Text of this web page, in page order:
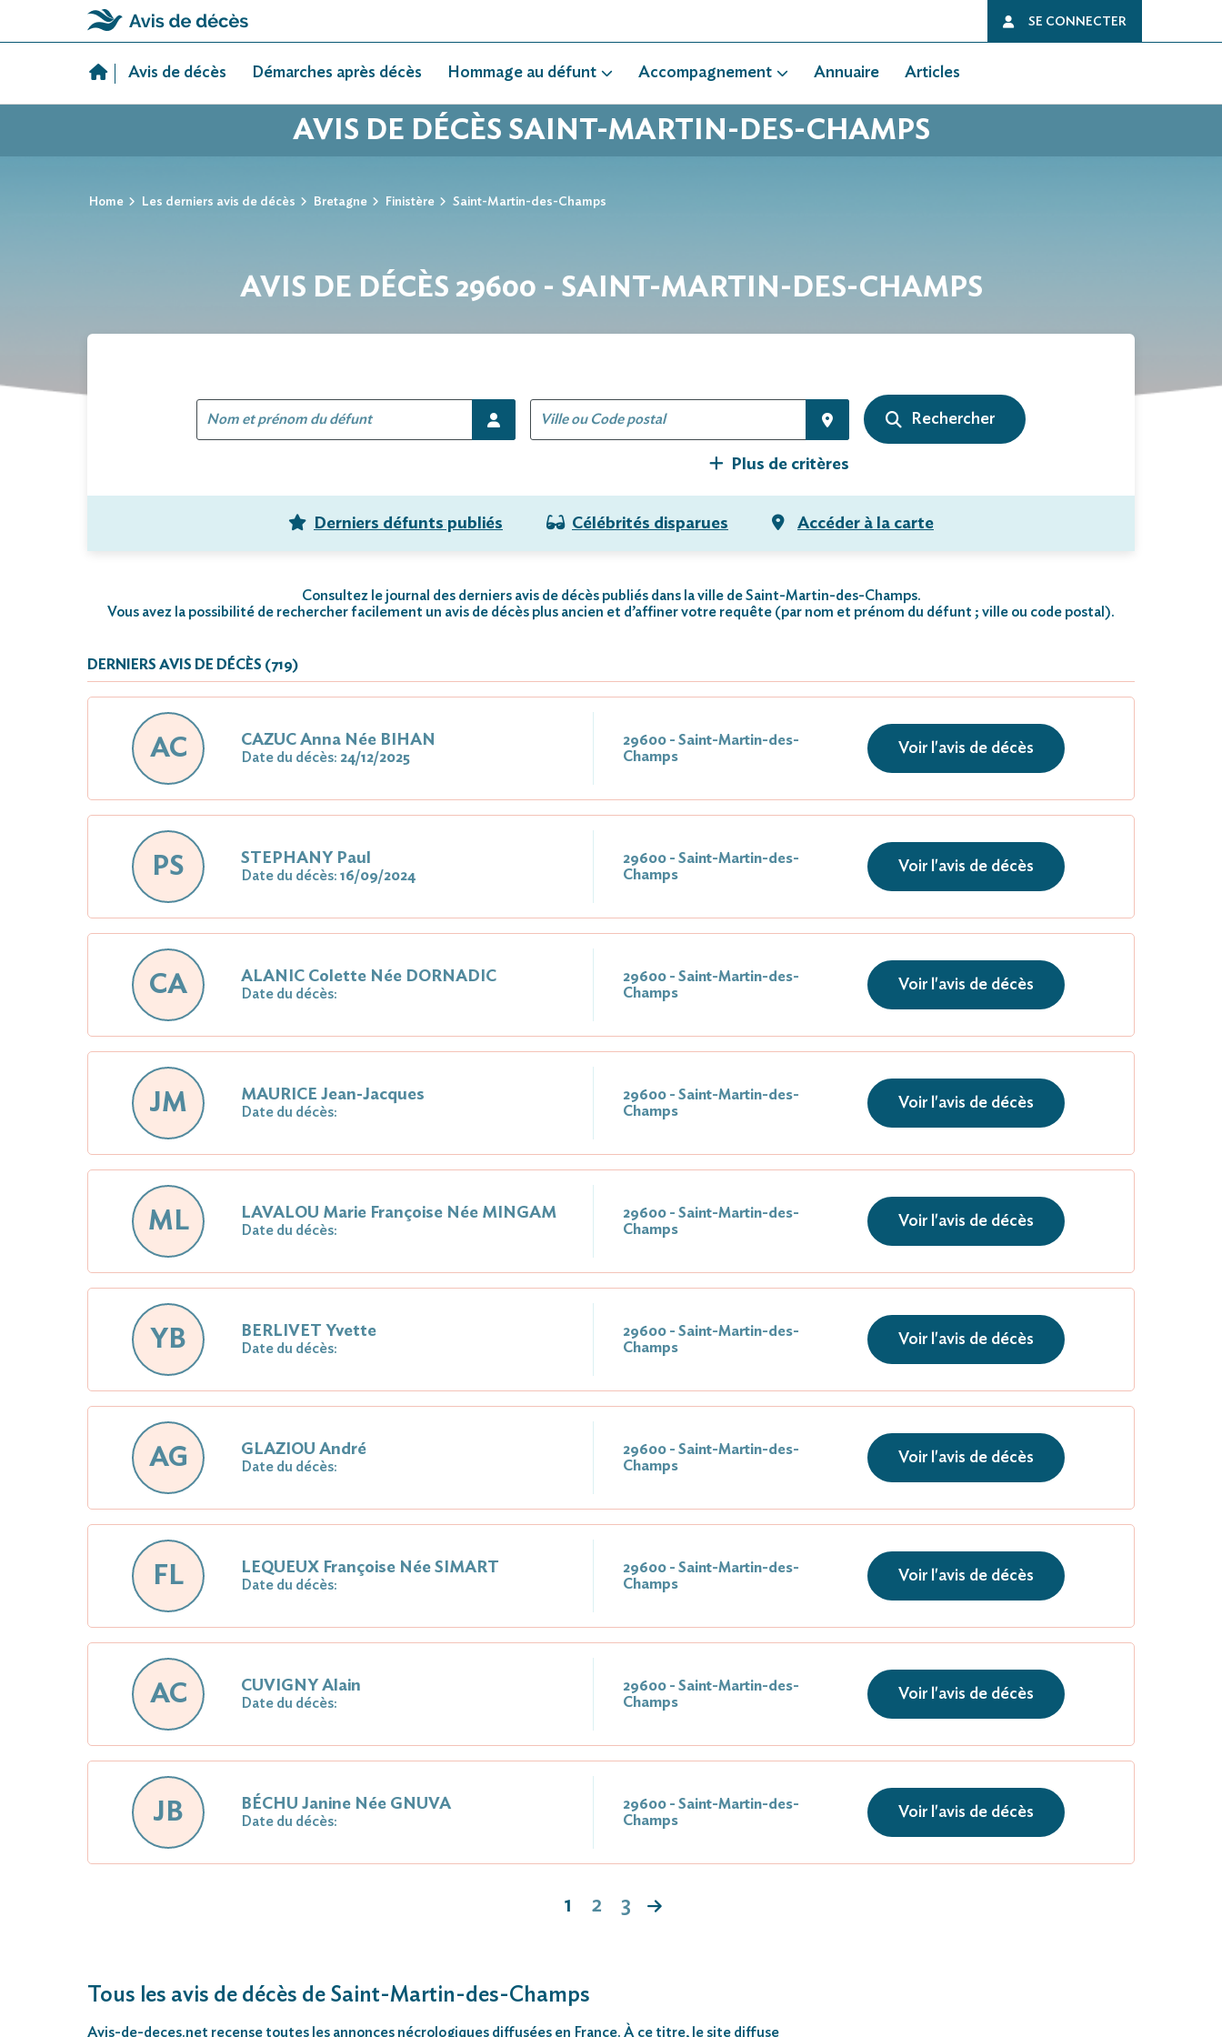
SE CONNECTER
Avis de décès Démarches après décès Hommage au défunt Accompagnement Annuaire Articles
AVIS DE DÉCÈS SAINT-MARTIN-DES-CHAMPS
Home Les derniers avis de décès Bretagne Finistère Saint-Martin-des-Champs
AVIS DE DÉCÈS 29600 - SAINT-MARTIN-DES-CHAMPS
Plus de critères
Derniers défunts publiés Célébrités disparues Accéder à la carte
Consultez le journal des derniers avis de décès publiés dans la ville de Saint-Martin-des-Champs.
Vous avez la possibilité de rechercher facilement un avis de décès plus ancien et d’affiner votre requête (par nom et prénom du défunt ; ville ou code postal).
DERNIERS AVIS DE DÉCÈS (719)
AC CAZUC Anna Née BIHAN
Date du décès: 24/12/2025
29600 - Saint-Martin-des-
Champs
Voir l'avis de décès
PS STEPHANY Paul
Date du décès: 16/09/2024
29600 - Saint-Martin-des-
Champs
Voir l'avis de décès
CA ALANIC Colette Née DORNADIC
Date du décès:
29600 - Saint-Martin-des-
Champs
Voir l'avis de décès
JM MAURICE Jean-Jacques
Date du décès:
29600 - Saint-Martin-des-
Champs
Voir l'avis de décès
ML LAVALOU Marie Françoise Née MINGAM
Date du décès:
29600 - Saint-Martin-des-
Champs
Voir l'avis de décès
YB BERLIVET Yvette
Date du décès:
29600 - Saint-Martin-des-
Champs
Voir l'avis de décès
AG GLAZIOU André
Date du décès:
29600 - Saint-Martin-des-
Champs
Voir l'avis de décès
FL LEQUEUX Françoise Née SIMART
Date du décès:
29600 - Saint-Martin-des-
Champs
Voir l'avis de décès
AC CUVIGNY Alain
Date du décès:
29600 - Saint-Martin-des-
Champs
Voir l'avis de décès
JB BÉCHU Janine Née GNUVA
Date du décès:
29600 - Saint-Martin-des-
Champs
Voir l'avis de décès
1 2 3
Tous les avis de décès de Saint-Martin-des-Champs
Avis-de-deces.net recense toutes les annonces nécrologiques diffusées en France. À ce titre, le site diffuse